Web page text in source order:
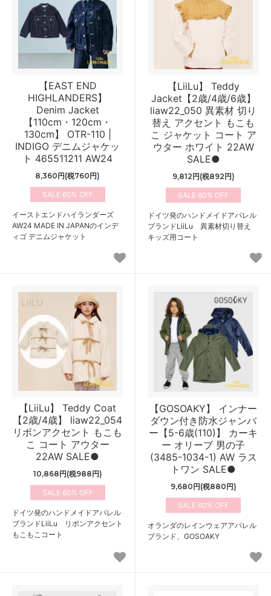
【EAST END
HIGHLANDERS】
Denim Jacket
【110cm・120cm・
130cm】 OTR-110 |
INDIGO デニムジャケッ
ト 465511211 AW24
8,360円(税760円)
60%
イーストエンドハイランダーズ
AW24 MADE IN JAPANのインデ
ィゴ デニムジャケット
【LiiLu】 Teddy
Jacket【2歳/4歳/6歳】
liaw22_050 異素材 切り
替え アクセント もこも
こ ジャケット コート ア
ウター ホワイト 22AW
SALE●
9,812円(税892円)
60%
ドイツ発のハンドメイドアパレル
ブランドLiiLu 異素材切り替え
キッズ用コート
【LiiLu】 Teddy Coat
【2歳/4歳】 liaw22_054
リボンアクセント もこも
こ コート アウター
22AW SALE●
10,868円(税988円)
60%
ドイツ発のハンドメイドアパレル
ブランドLiiLu リボンアクセント
もこもこコート
【GOSOAKY】 インナー
ダウン付き防水ジャンバ
ー【5-6歳(110)】 カーキ
ー オリーブ 男の子
(3485-1034-1) AW ラス
トワン SALE●
9,680円(税880円)
60%
オランダのレインウェアアパレル
ブランド、GOSOAKY